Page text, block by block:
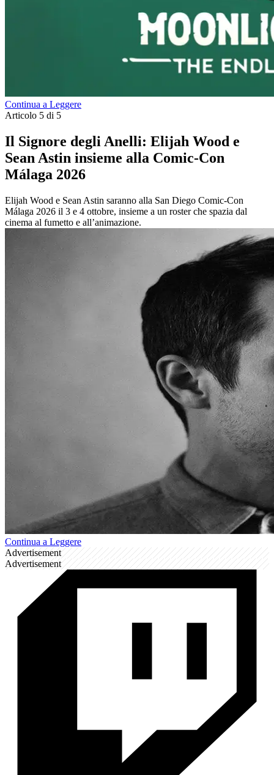
Continua a Leggere
Articolo 5 di 5
Il Signore degli Anelli: Elijah Wood e
Sean Astin insieme alla Comic-Con
Málaga 2026
Elijah Wood e Sean Astin saranno alla San Diego Comic-Con
Málaga 2026 il 3 e 4 ottobre, insieme a un roster che spazia dal
cinema al fumetto e all’animazione.
Continua a Leggere
Advertisement
Advertisement